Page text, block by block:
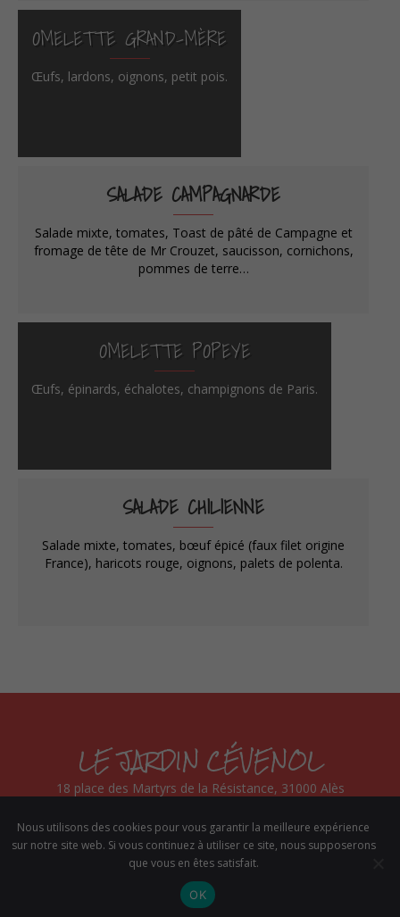
OMELETTE GRAND-MÈRE
Œufs, lardons, oignons, petit pois.
SALADE CAMPAGNARDE
Salade mixte, tomates, Toast de pâté de Campagne et
fromage de tête de Mr Crouzet, saucisson, cornichons,
pommes de terre…
OMELETTE POPEYE
Œufs, épinards, échalotes, champignons de Paris.
SALADE CHILIENNE
Salade mixte, tomates, bœuf épicé (faux filet origine
France), haricots rouge, oignons, palets de polenta.
LE JARDIN CÉVENOL
18 place des Martyrs de la Résistance, 31000 Alès
Réserver votre table
Mentions légales & conditions générales d'utilisation
Nous utilisons des cookies pour vous garantir la meilleure expérience
sur notre site web. Si vous continuez à utiliser ce site, nous supposerons
que vous en êtes satisfait.
OK